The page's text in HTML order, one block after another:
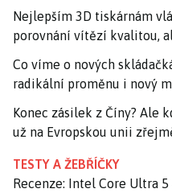
Nejlepším 3D tiskárnám
porovnání vítězí kvalitou,
Co víme o nových
radikální proměnu i nový
Konec zásilek z Číny? Ale
už na Evropskou unii
TESTY A ŽEBŘÍČKY
Recenze: Intel Core Ultra